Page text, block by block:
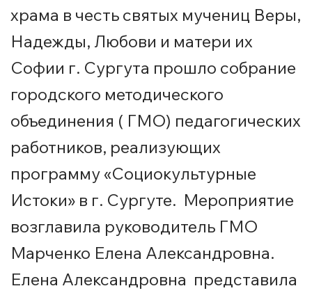
храма в честь святых мучениц Веры,
Надежды, Любови и матери их
Софии г. Сургута прошло собрание
городского методического
объединения ( ГМО) педагогических
работников, реализующих
программу «Социокультурные
Истоки» в г. Сургуте. Мероприятие
возглавила руководитель ГМО
Марченко Елена Александровна.
Елена Александровна представила